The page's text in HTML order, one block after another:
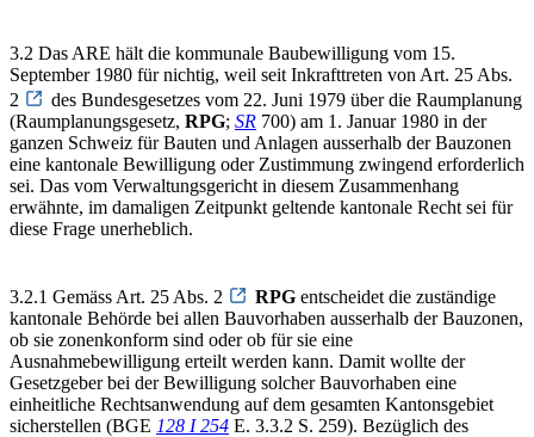
3.2 Das ARE hält die kommunale Baubewilligung vom 15.
September 1980 für nichtig, weil seit Inkrafttreten von Art. 25 Abs.
2
des Bundesgesetzes vom 22. Juni 1979 über die Raumplanung
(Raumplanungsgesetz, RPG; SR 700) am 1. Januar 1980 in der
ganzen Schweiz für Bauten und Anlagen ausserhalb der Bauzonen
eine kantonale Bewilligung oder Zustimmung zwingend erforderlich
sei. Das vom Verwaltungsgericht in diesem Zusammenhang
erwähnte, im damaligen Zeitpunkt geltende kantonale Recht sei für
diese Frage unerheblich.
3.2.1 Gemäss Art. 25 Abs. 2 RPG entscheidet die zuständige
kantonale Behörde bei allen Bauvorhaben ausserhalb der Bauzonen,
ob sie zonenkonform sind oder ob für sie eine
Ausnahmebewilligung erteilt werden kann. Damit wollte der
Gesetzgeber bei der Bewilligung solcher Bauvorhaben eine
einheitliche Rechtsanwendung auf dem gesamten Kantonsgebiet
sicherstellen (BGE 128 I 254 E. 3.3.2 S. 259). Bezüglich des